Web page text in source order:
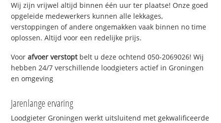
Wij zijn vrijwel altijd binnen één uur ter plaatse! Onze goed
opgeleide medewerkers kunnen alle lekkages,
verstoppingen of andere ongemakken vaak binnen no time
oplossen. Altijd voor een redelijke prijs.
Voorafvoer verstoptbelt u deze ochtend 050-2069026! Wij
hebben 24/7 verschillende loodgieters actief in Groningen
en omgeving
Jarenlange ervaring
Loodgieter Groningen werkt uitsluitend met gekwalificeerde